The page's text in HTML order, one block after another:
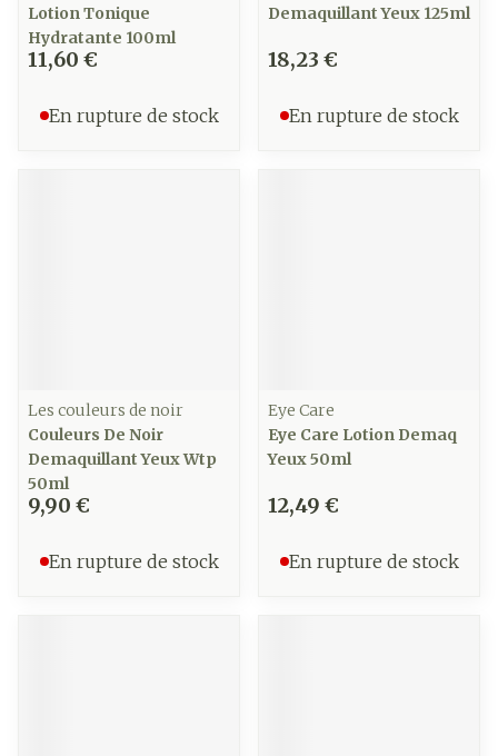
Lotion Tonique
Hydratante 100ml
11,60 €
En rupture de stock
Demaquillant Yeux 125ml
18,23 €
En rupture de stock
Les couleurs de noir
Couleurs De Noir
Demaquillant Yeux Wtp
50ml
9,90 €
En rupture de stock
Eye Care
Eye Care Lotion Demaq
Yeux 50ml
12,49 €
En rupture de stock